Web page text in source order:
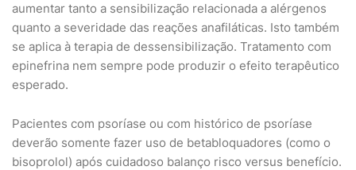
aumentar tanto a sensibilização relacionada a alérgenos
quanto a severidade das reações anafiláticas. Isto também
se aplica à terapia de dessensibilização. Tratamento com
epinefrina nem sempre pode produzir o efeito terapêutico
esperado.
Pacientes com psoríase ou com histórico de psoríase
deverão somente fazer uso de betabloquadores (como o
bisoprolol) após cuidadoso balanço risco versus benefício.